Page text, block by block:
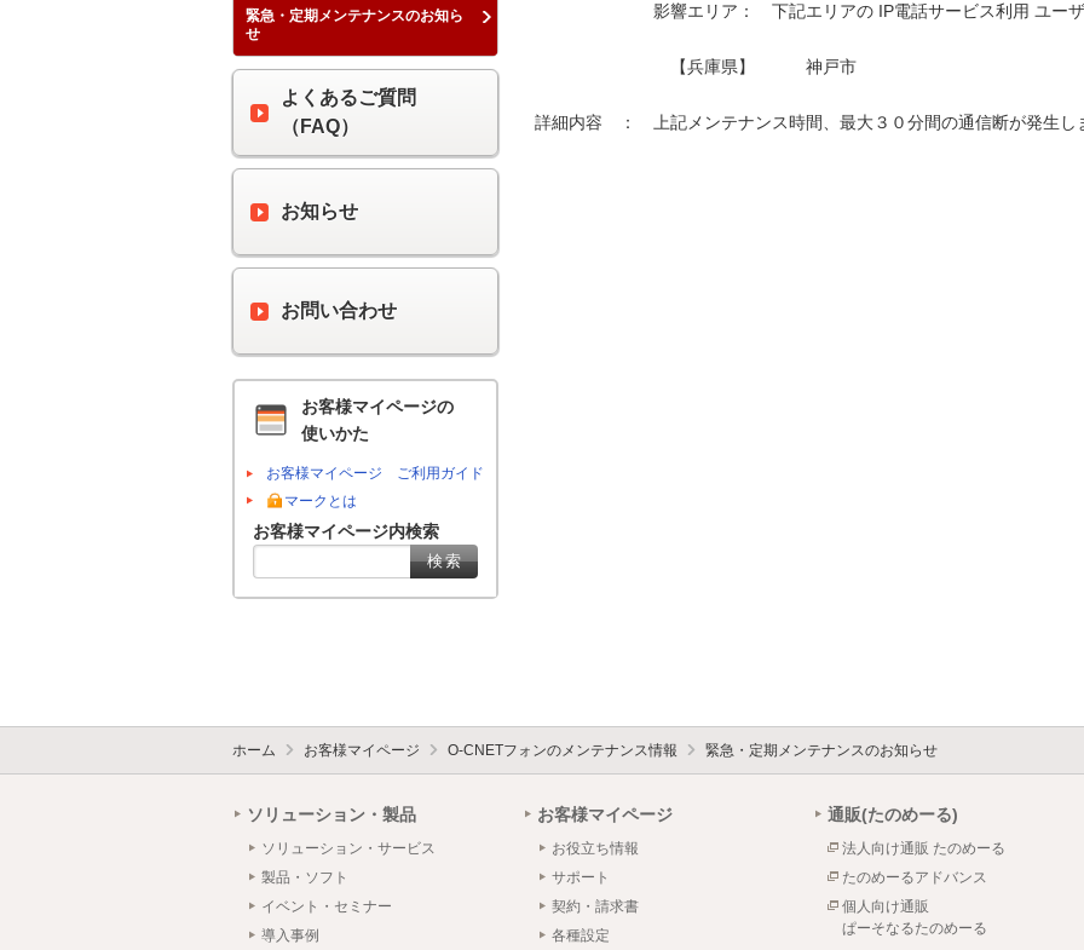
影響エリア：　下記エリアの IP電話サービス利用 ユー
【兵庫県】　　　神戸市
詳細内容　：　上記メンテナンス時間、最大３０分間の通信断が発生し
緊急・定期メンテナンスのお知ら
せ
よくあるご質問
（FAQ）
お知らせ
お問い合わせ
お客様マイページの
使いかた
お客様マイページ ご利用ガイド
マークとは
お客様マイページ内検索
ホーム お客様マイページ O-CNETフォンのメンテナンス情報 緊急・定期メンテナンスのお知らせ
ソリューション・製品
ソリューション・サービス
製品・ソフト
イベント・セミナー
導入事例
お客様マイページ
お役立ち情報
サポート
契約・請求書
各種設定
通販(たのめーる)
法人向け通販 たのめーる
たのめーるアドバンス
個人向け通販
ぱーそなるたのめーる